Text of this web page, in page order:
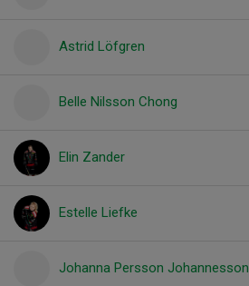
Astrid Löfgren
Belle Nilsson Chong
Elin Zander
Estelle Liefke
Johanna Persson Johannesson